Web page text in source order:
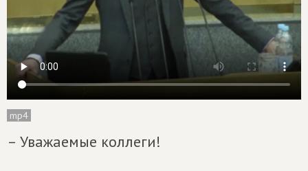
mp4
– Уважаемые коллеги!